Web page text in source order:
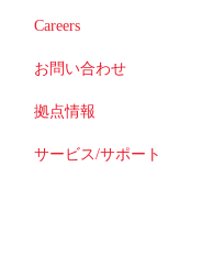
Careers
お問い合わせ
拠点情報
サービス/サポート